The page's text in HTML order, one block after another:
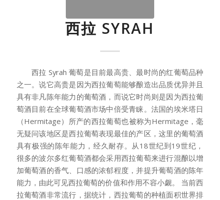
西拉 SYRAH
西拉 Syrah 葡萄是目前最高贵、最时尚的红葡萄品种
之一。说它高贵是因为西拉葡萄能够酿造出品质优异并且
具有非凡陈年能力的葡萄酒，而说它时尚则是因为西拉葡
萄酒目前在全球葡萄酒市场中倍受青睐。法国的埃米塔日
（Hermitage）所产的西拉葡萄也被称为Hermitage，毫
无疑问该地区是西拉葡萄表现最佳的产区，这里的葡萄酒
具有极强的陈年能力，经久耐存。从18世纪到19世纪，
很多的波尔多红葡萄酒都会采用西拉葡萄来进行混酿以增
加葡萄酒的香气、口感的浓郁程度，并提升葡萄酒的陈年
能力，由此可见西拉葡萄的价值和作用不容小觑。 当前西
拉葡萄酒非常流行，据统计，西拉葡萄的种植面积世界排